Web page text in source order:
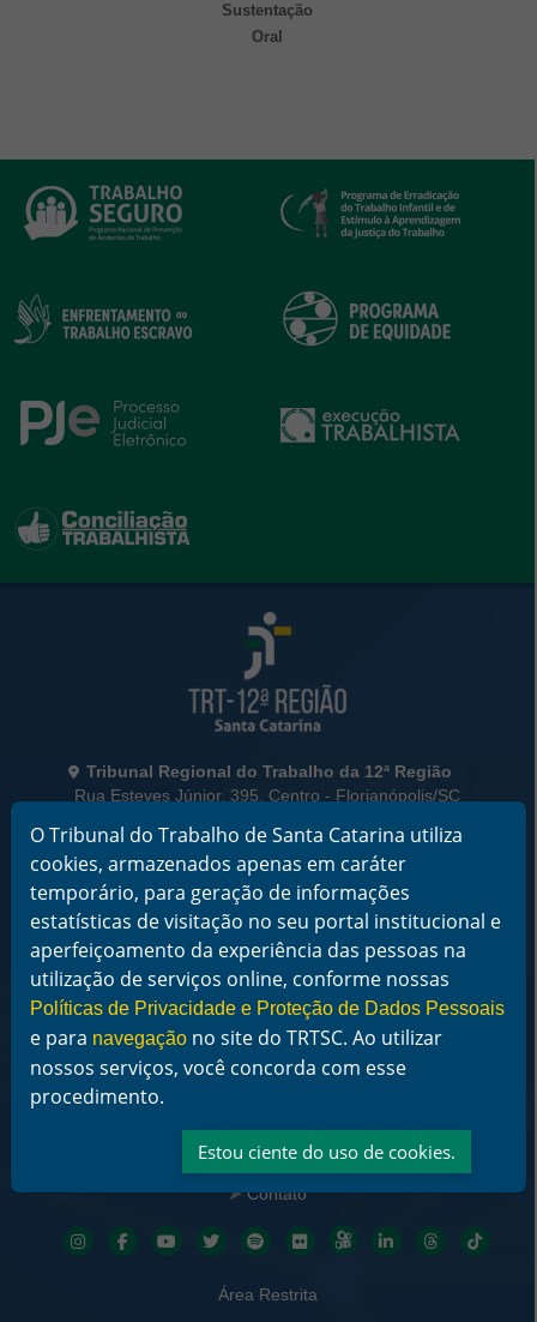
Sustentação
Oral
Informações de Contato
Tribunal Regional do Trabalho da 12ª Região
Rua Esteves Júnior, 395, Centro - Florianópolis/SC
CNPJ 02.482.005/0001-23
Horário de Funcionamento:
De segunda a sexta-feira das 12 às 18 horas
Telefone: (48) 3216-4000
Links Rápidos
Institucional
Serviços
Notícias
Legislação
Ouvidoria
Contato
Redes sociais
Área Restrita
O Tribunal do Trabalho de Santa Catarina utiliza
cookies, armazenados apenas em caráter
temporário, para geração de informações
estatísticas de visitação no seu portal institucional e
aperfeiçoamento da experiência das pessoas na
utilização de serviços online, conforme nossas
Políticas de Privacidade e Proteção de Dados Pessoais
e para navegação no site do TRTSC. Ao utilizar
nossos serviços, você concorda com esse
procedimento.
Estou ciente do uso de cookies.